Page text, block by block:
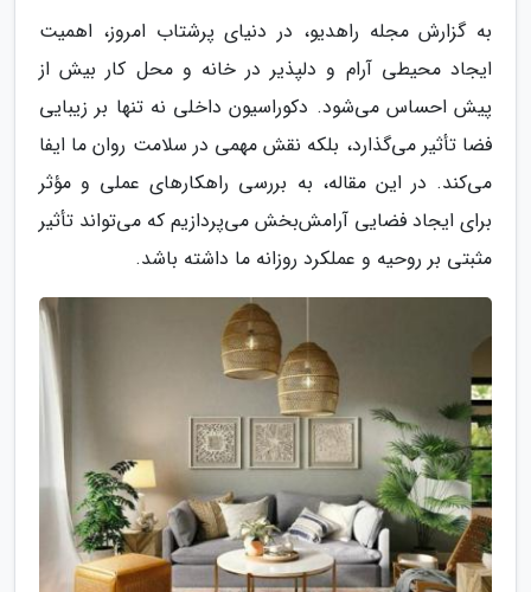
به گزارش مجله راهدیو، در دنیای پرشتاب امروز، اهمیت
ایجاد محیطی آرام و دلپذیر در خانه و محل کار بیش از
پیش احساس می‌شود. دکوراسیون داخلی نه تنها بر زیبایی
فضا تأثیر می‌گذارد، بلکه نقش مهمی در سلامت روان ما ایفا
می‌کند. در این مقاله، به بررسی راهکارهای عملی و مؤثر
برای ایجاد فضایی آرامش‌بخش می‌پردازیم که می‌تواند تأثیر
مثبتی بر روحیه و عملکرد روزانه ما داشته باشد.